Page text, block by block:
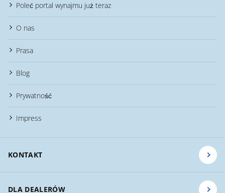
Poleć portal wynajmu już teraz
O nas
Prasa
Blog
Prywatność
Impress
KONTAKT
DLA DEALERÓW